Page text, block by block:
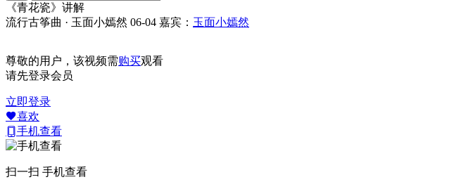
《青花瓷》讲解
流行古筝曲 · 玉面小嫣然 06-04 嘉宾： 玉面小嫣然
尊敬的用户，该视频需购买观看
请先登录会员
立即登录
喜欢
手机查看
扫一扫 手机查看